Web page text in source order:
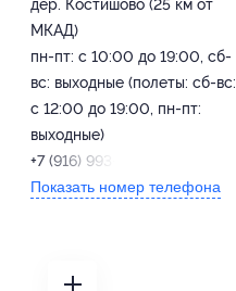
дер. Костишово (25 км от
МКАД)
пн-пт: с 10:00 до 19:00, сб-
вс: выходные (полеты: сб-вс:
с 12:00 до 19:00, пн-пт:
выходные)
+7 (916) 993-49-63
Показать номер телефона